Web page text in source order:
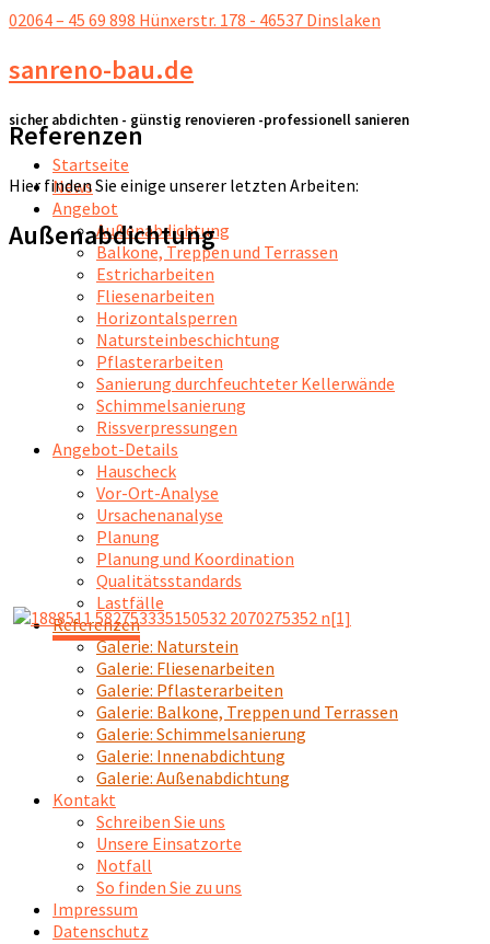
02064 – 45 69 898 Hünxerstr. 178 - 46537 Dinslaken
sanreno-bau.de
sicher abdichten - günstig renovieren -professionell sanieren
Startseite
News
Angebot
Außenabdichtung
Balkone, Treppen und Terrassen
Estricharbeiten
Fliesenarbeiten
Horizontalsperren
Natursteinbeschichtung
Pflasterarbeiten
Sanierung durchfeuchteter Kellerwände
Schimmelsanierung
Rissverpressungen
Angebot-Details
Hauscheck
Vor-Ort-Analyse
Ursachenanalyse
Planung
Planung und Koordination
Qualitätsstandards
Lastfälle
Referenzen
Galerie: Naturstein
Galerie: Fliesenarbeiten
Galerie: Pflasterarbeiten
Galerie: Balkone, Treppen und Terrassen
Galerie: Schimmelsanierung
Galerie: Innenabdichtung
Galerie: Außenabdichtung
Kontakt
Schreiben Sie uns
Unsere Einsatzorte
Notfall
So finden Sie zu uns
Impressum
Datenschutz
Referenzen
Hier finden Sie einige unserer letzten Arbeiten:
Außenabdichtung